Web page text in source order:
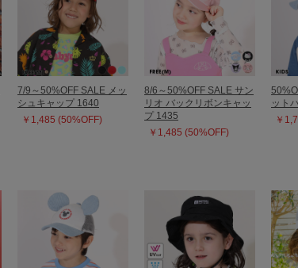
7/9～50%OFF SALE メッ
シュキャップ 1640
￥1,485 (50%OFF)
8/6～50%OFF SALE サン
リオ バックリボンキャッ
プ 1435
￥1,485 (50%OFF)
ット
￥